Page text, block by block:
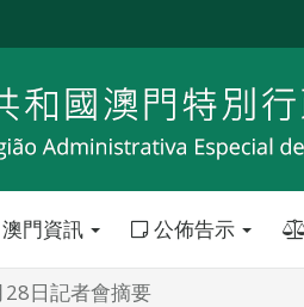
門資訊 公佈告示
28日記者會摘要